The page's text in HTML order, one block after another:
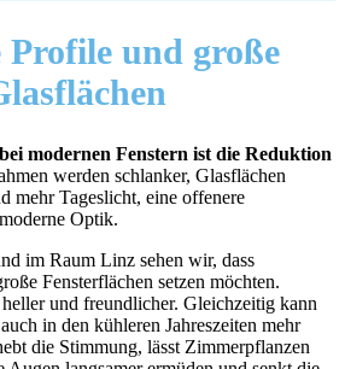
Profile und große
modernen Fenstern ist die Reduktion
werden schlanker, Glasflächen
mehr Tageslicht, eine offenere
Optik.
im Raum Linz sehen wir, dass
Fensterflächen setzen möchten.
und freundlicher. Gleichzeitig kann
in den kühleren Jahreszeiten mehr
die Stimmung, lässt Zimmerpflanzen